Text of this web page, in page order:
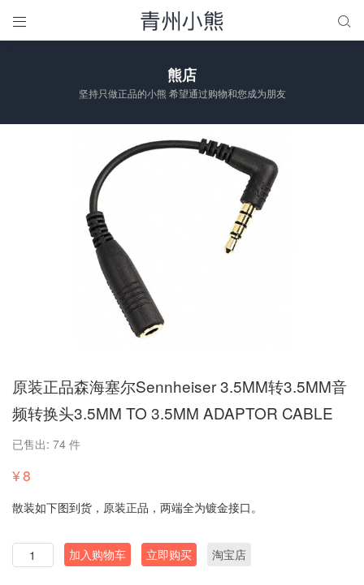
 
熊店
坚持只做正品的小熊 希望通过购物和您成为朋友
原装正品森海塞尔Sennheiser 3.5MM转3.5MM音
频转换头3.5MM TO 3.5MM ADAPTOR CABLE
已售出: 74 件
¥8
散装如下图到货，原装正品，两端全为镀金接口。
数
量
加入购物车 立即购买 淘宝店